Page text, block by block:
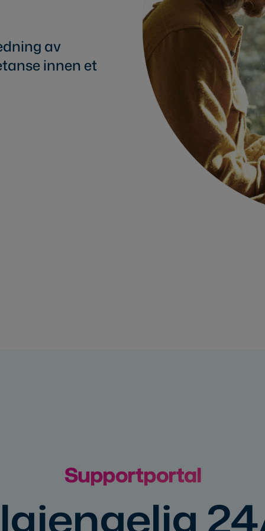
av
innen et
Supportportal